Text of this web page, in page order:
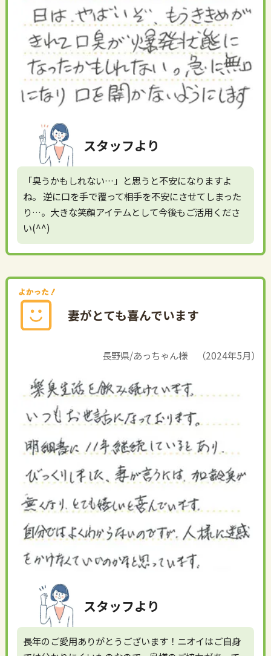
スタッフより
「臭うかもしれない…」と思うと不安になりますよ
ね。 逆に口を手で覆って相手を不安にさせてしまった
り…。大きな笑顔アイテムとして今後もご活用くださ
い(^^)
妻がとても喜んでいます
長野県/あっちゃん様 （2024年5月）
スタッフより
長年のご愛用ありがとうございます！ニオイはご自身